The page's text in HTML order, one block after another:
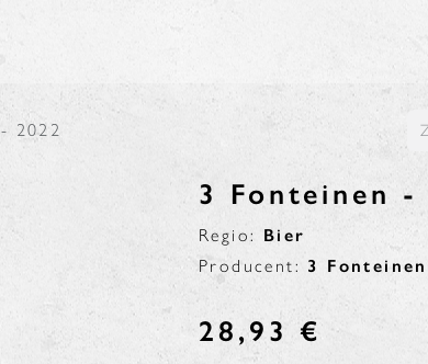
2022
3 Fonteinen
Regio: Bier
Producent: 3 Fonteinen
28,93 €